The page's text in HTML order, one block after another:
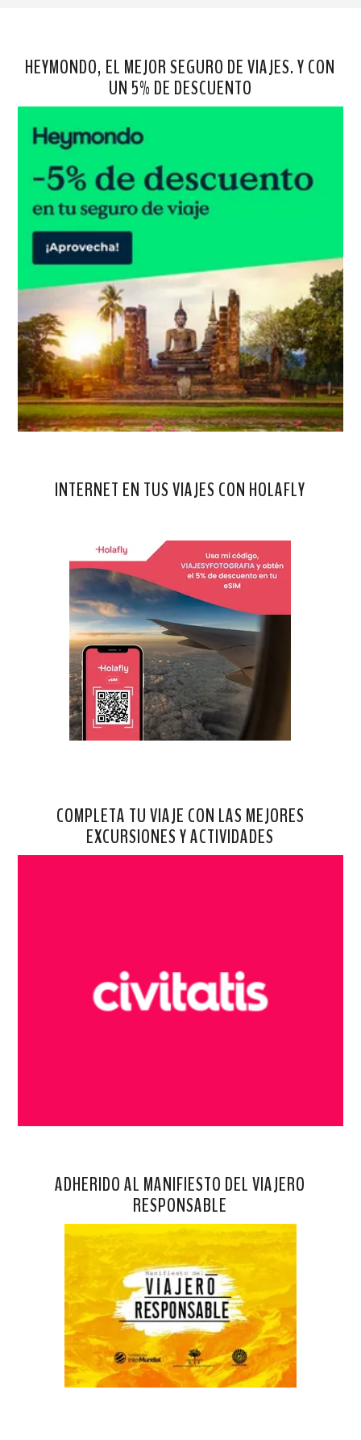
HEYMONDO, EL MEJOR SEGURO DE VIAJES. Y CON
UN 5% DE DESCUENTO
INTERNET EN TUS VIAJES CON HOLAFLY
COMPLETA TU VIAJE CON LAS MEJORES
EXCURSIONES Y ACTIVIDADES
ADHERIDO AL MANIFIESTO DEL VIAJERO
RESPONSABLE